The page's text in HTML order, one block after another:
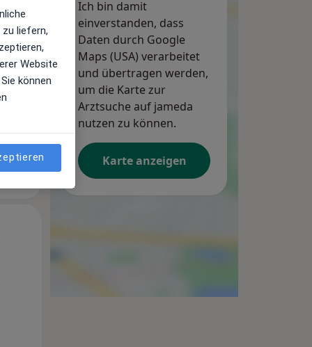
Do,
13 Aug 14 Aug
Ich bin damit
einverstanden, dass
Daten durch Google
Maps (USA) verarbeitet
und übertragen werden,
um die Karte zur
Arztsuche auf jameda
nutzen zu können.
Karte anzeigen
liefern,
Website
können